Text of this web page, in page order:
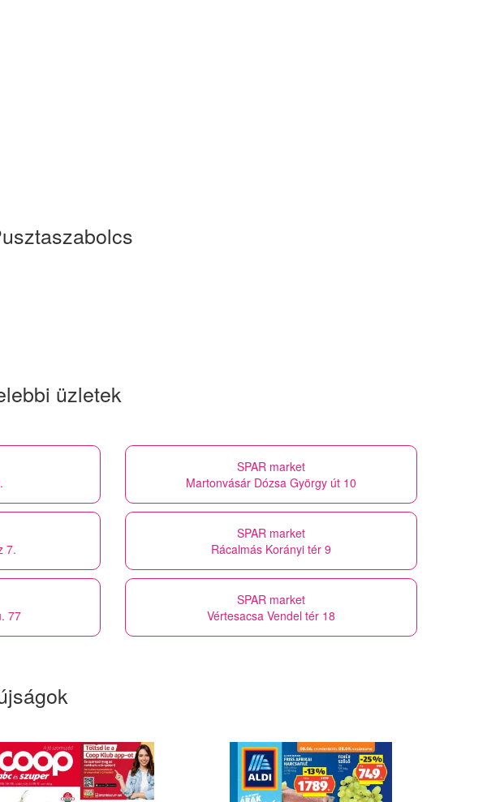
üzletek
SPAR market
Martonvásár Dózsa György út 10
7.
SPAR market
Rácalmás Korányi tér 9
77
SPAR market
Vértesacsa Vendel tér 18